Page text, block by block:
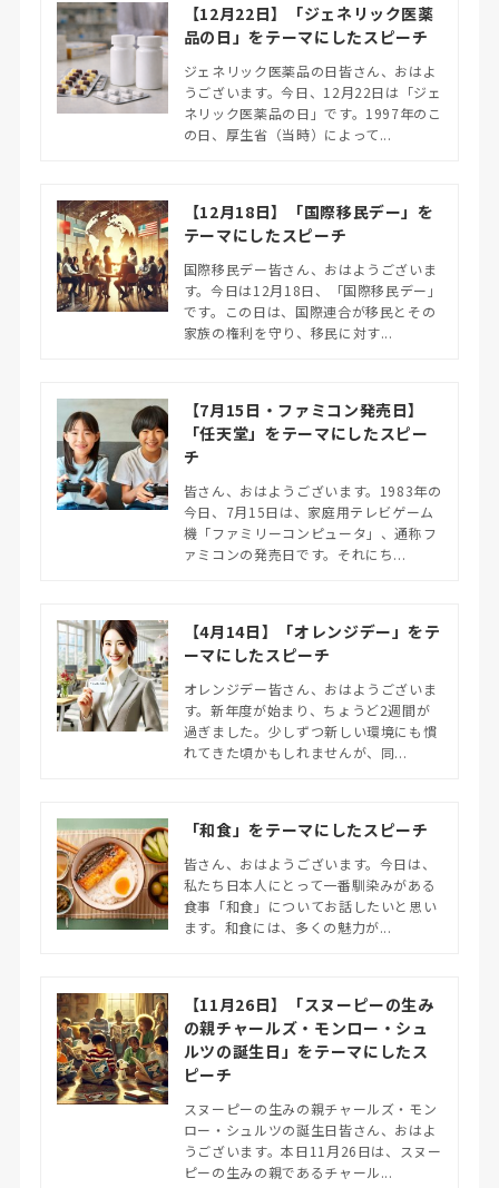
【12月22日】「ジェネリック医薬
品の日」をテーマにしたスピーチ
ジェネリック医薬品の日皆さん、おはよ
うございます。今日、12月22日は「ジェ
ネリック医薬品の日」です。1997年のこ
の日、厚生省（当時）によって...
【12月18日】「国際移民デー」を
テーマにしたスピーチ
国際移民デー皆さん、おはようございま
す。今日は12月18日、「国際移民デー」
です。この日は、国際連合が移民とその
家族の権利を守り、移民に対す...
【7月15日・ファミコン発売日】
「任天堂」をテーマにしたスピー
チ
皆さん、おはようございます。1983年の
今日、7月15日は、家庭用テレビゲーム
機「ファミリーコンピュータ」、通称フ
ァミコンの発売日です。それにち...
【4月14日】「オレンジデー」をテ
ーマにしたスピーチ
オレンジデー皆さん、おはようございま
す。新年度が始まり、ちょうど2週間が
過ぎました。少しずつ新しい環境にも慣
れてきた頃かもしれませんが、同...
「和食」をテーマにしたスピーチ
皆さん、おはようございます。今日は、
私たち日本人にとって一番馴染みがある
食事「和食」についてお話したいと思い
ます。和食には、多くの魅力が...
【11月26日】「スヌーピーの生み
の親チャールズ・モンロー・シュ
ルツの誕生日」をテーマにしたス
ピーチ
スヌーピーの生みの親チャールズ・モン
ロー・シュルツの誕生日皆さん、おはよ
うございます。本日11月26日は、スヌー
ピーの生みの親であるチャール...